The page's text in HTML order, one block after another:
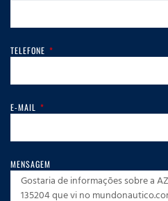
TELEFONE
E-MAIL
MENSAGEM